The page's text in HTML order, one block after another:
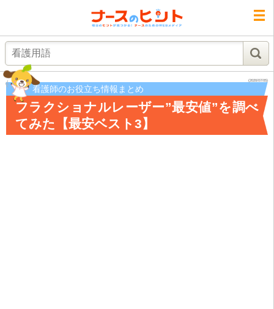
(2020/07/05)
看護師のお役立ち情報まとめ
フラクショナルレーザー”最安値”を調べ
てみた【最安ベスト3】